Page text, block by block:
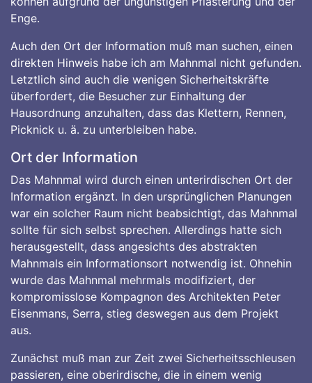
Enge.
Auch den Ort der Information muß man suchen, einen
direkten Hinweis habe ich am Mahnmal nicht gefunden.
Letztlich sind auch die wenigen Sicherheitskräfte
überfordert, die Besucher zur Einhaltung der
Hausordnung anzuhalten, dass das Klettern, Rennen,
Picknick u. ä. zu unterbleiben habe.
Ort der Information
Das Mahnmal wird durch einen unterirdischen Ort der
Information ergänzt. In den ursprünglichen Planungen
war ein solcher Raum nicht beabsichtigt, das Mahnmal
sollte für sich selbst sprechen. Allerdings hatte sich
herausgestellt, dass angesichts des abstrakten
Mahnmals ein Informationsort notwendig ist. Ohnehin
wurde das Mahnmal mehrmals modifiziert, der
kompromisslose Kompagnon des Architekten Peter
Eisenmans, Serra, stieg deswegen aus dem Projekt
aus.
Zunächst muß man zur Zeit zwei Sicherheitsschleusen
passieren, eine oberirdische, die in einem wenig